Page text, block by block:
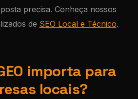
precisa. Conheça nossos
de SEO Local e Técnico.
importa para
locais?